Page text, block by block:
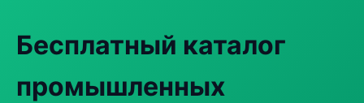
Бесплатный каталог
промышленных